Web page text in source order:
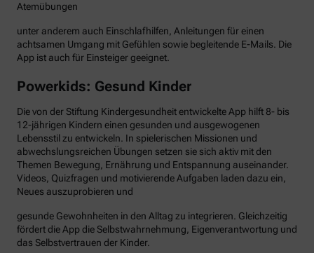
Atemübungen
unter anderem auch Einschlafhilfen, Anleitungen für einen
achtsamen Umgang mit Gefühlen sowie begleitende E-Mails. Die
App ist auch für Einsteiger geeignet.
Powerkids: Gesund Kinder
Die von der Stiftung Kindergesundheit entwickelte App hilft 8- bis
12-jährigen Kindern einen gesunden und ausgewogenen
Lebensstil zu entwickeln. In spielerischen Missionen und
abwechslungsreichen Übungen setzen sie sich aktiv mit den
Themen Bewegung, Ernährung und Entspannung auseinander.
Videos, Quizfragen und motivierende Aufgaben laden dazu ein,
Neues auszuprobieren und
gesunde Gewohnheiten in den Alltag zu integrieren. Gleichzeitig
fördert die App die Selbstwahrnehmung, Eigenverantwortung und
das Selbstvertrauen der Kinder.